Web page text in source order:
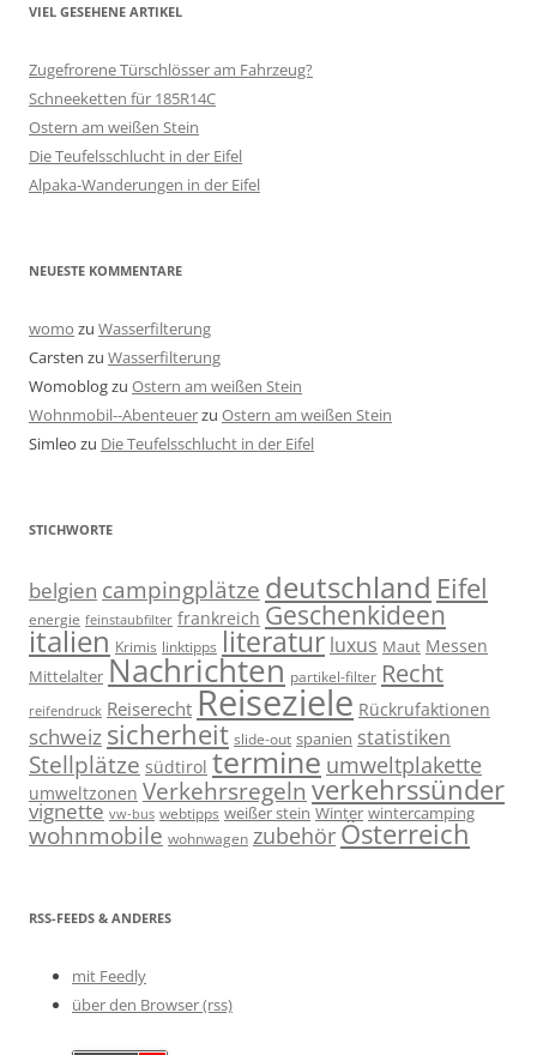
VIEL GESEHENE ARTIKEL
Zugefrorene Türschlösser am Fahrzeug?
Schneeketten für 185R14C
Ostern am weißen Stein
Die Teufelsschlucht in der Eifel
Alpaka-Wanderungen in der Eifel
NEUESTE KOMMENTARE
womo zu Wasserfilterung
Carsten zu Wasserfilterung
Womoblogzu Ostern am weißen Stein
Wohnmobil--Abenteuerzu Ostern am weißen Stein
Simleo zu Die Teufelsschlucht in der Eifel
STICHWORTE
belgien campingplätze deutschland Eifel
energie feinstaubfilter frankreich Geschenkideen
italien Krimis linktipps literatur luxus Maut Messen
Mittelalter Nachrichten partikel-filter Recht
reifendruck Reiserecht Reiseziele Rückrufaktionen
schweiz sicherheit slide-out spanien statistiken
Stellplätze südtirol termine umweltplakette
umweltzonen Verkehrsregeln verkehrssünder
vignette vw-bus webtipps weißer stein Winter wintercamping
wohnmobile wohnwagen zubehör Österreich
RSS-FEEDS & ANDERES
mit Feedly
über den Browser (rss)